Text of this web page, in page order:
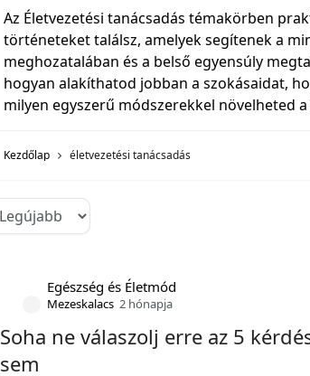
Az Életvezetési tanácsadás témakörben
történeteket találsz, amelyek segítenek a
meghozatalában és a belső egyensúly
hogyan alakíthatod jobban a szokásaidat,
milyen egyszerű módszerekkel növelheted
Kezdőlap életvezetési tanácsadás
Egészség és Életmód
Mezeskalacs 2 hónapja
Soha ne válaszolj erre az 5
sem